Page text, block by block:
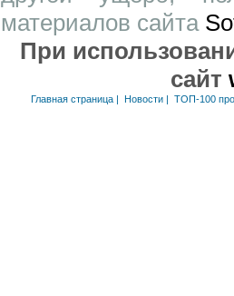
материалов сайта
При
сайт
Главная страница| Новости| ТОП-100